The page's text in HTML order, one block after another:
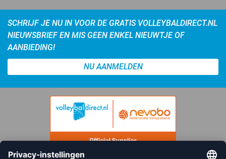
SCHRIJF JE NU IN VOOR DE GRATIS VOLLEYBALDIRECT.NL
NIEUWSBRIEF EN MIS GEEN ENKEL NIEUWTJE OF
AANBIEDING!
NU AANMELDEN